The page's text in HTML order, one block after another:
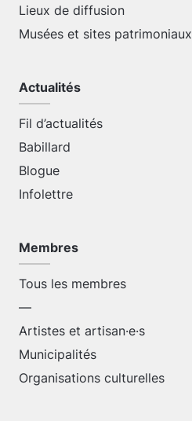
Lieux de diffusion
Musées et sites patrimoniaux
Actualités
Fil d’actualités
Babillard
Blogue
Infolettre
Membres
Tous les membres
—
Artistes et artisan·e·s
Municipalités
Organisations culturelles